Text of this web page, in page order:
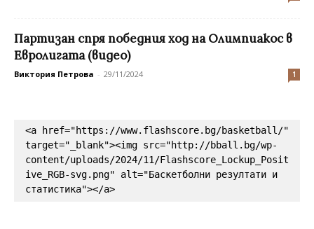
Партизан спря победния ход на Олимпиакос в
Евролигата (видео)
Виктория Петрова - 29/11/2024 1
<a href="https://www.flashscore.bg/basketball/"
target="_blank"><img src="http://bball.bg/wp-
content/uploads/2024/11/Flashscore_Lockup_Posit
ive_RGB-svg.png" alt="Баскетболни резултати и
статистика"></a>